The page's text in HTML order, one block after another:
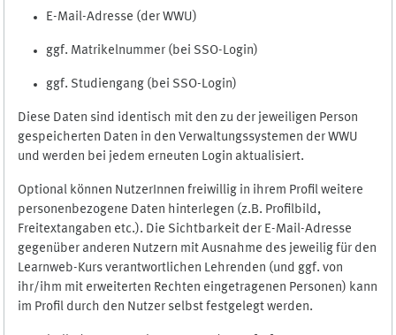
E-Mail-Adresse (der WWU)
ggf. Matrikelnummer (bei SSO-Login)
ggf. Studiengang (bei SSO-Login)
Diese Daten sind identisch mit den zu der jeweiligen Person
gespeicherten Daten in den Verwaltungssystemen der WWU
und werden bei jedem erneuten Login aktualisiert.
Optional können NutzerInnen freiwillig in ihrem Profil weitere
personenbezogene Daten hinterlegen (z.B. Profilbild,
Freitextangaben etc.). Die Sichtbarkeit der E-Mail-Adresse
gegenüber anderen Nutzern mit Ausnahme des jeweilig für den
Learnweb-Kurs verantwortlichen Lehrenden (und ggf. von
ihr/ihm mit erweiterten Rechten eingetragenen Personen) kann
im Profil durch den Nutzer selbst festgelegt werden.